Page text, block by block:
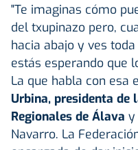
"Te imaginas cómo
del txupinazo pero,
hacia abajo y ves
estás esperando que
La que habla con esa
Urbina, presidenta de
Regionales de Álava y
Navarro. La